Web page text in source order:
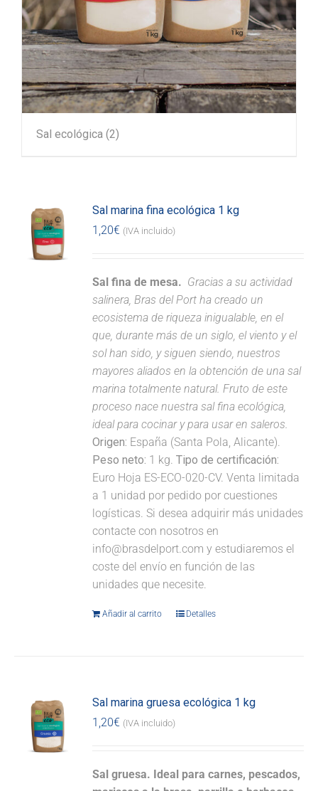
Sal ecológica (2)
Sal marina fina ecológica 1 kg
1,20€ (IVA incluido)
Sal fina de mesa. Gracias a su actividad
salinera, Bras del Port ha creado un
ecosistema de riqueza inigualable, en el
que, durante más de un siglo, el viento y el
sol han sido, y siguen siendo, nuestros
mayores aliados en la obtención de una sal
marina totalmente natural. Fruto de este
proceso nace nuestra sal fina ecológica,
ideal para cocinar y para usar en saleros.
Origen: España (Santa Pola, Alicante).
Peso neto: 1 kg.Tipo de certificación:
Euro Hoja ES-ECO-020-CV. Venta limitada
a 1 unidad por pedido por cuestiones
logísticas. Si desea adquirir más unidades
contacte con nosotros en
info@brasdelport.com y estudiaremos el
coste del envío en función de las
unidades que necesite.
Añadir al carrito Detalles
Sal marina gruesa ecológica 1 kg
1,20€ (IVA incluido)
Sal gruesa. Ideal para carnes, pescados,